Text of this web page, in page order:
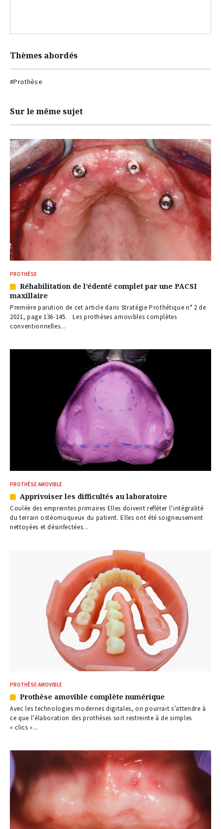
Thèmes abordés
#Prothèse
Sur le même sujet
PROTHÈSE
Article
réservé
à
nos
abonnés
Réhabilitation de l’édenté complet par une PACSI
maxillaire
Première parution de cet article dans Stratégie Prothétique n° 2 de
2021, page 136-145. Les prothèses amovibles complètes
conventionnelles...
PROTHÈSE AMOVIBLE
Article
réservé
à
nos
Apprivoiser les difficultés au laboratoire
Coulée des empreintes primaires Elles doivent refléter l’intégralité
du terrain ostéomuqueux du patient. Elles ont été soigneusement
nettoyées et désinfectées...
PROTHÈSE AMOVIBLE
Article
réservé
à
nos
Prothèse amovible complète numérique
Avec les technologies modernes digitales, on pourrait s’attendre à
ce que l’élaboration des prothèses soit restreinte à de simples
« clics »...